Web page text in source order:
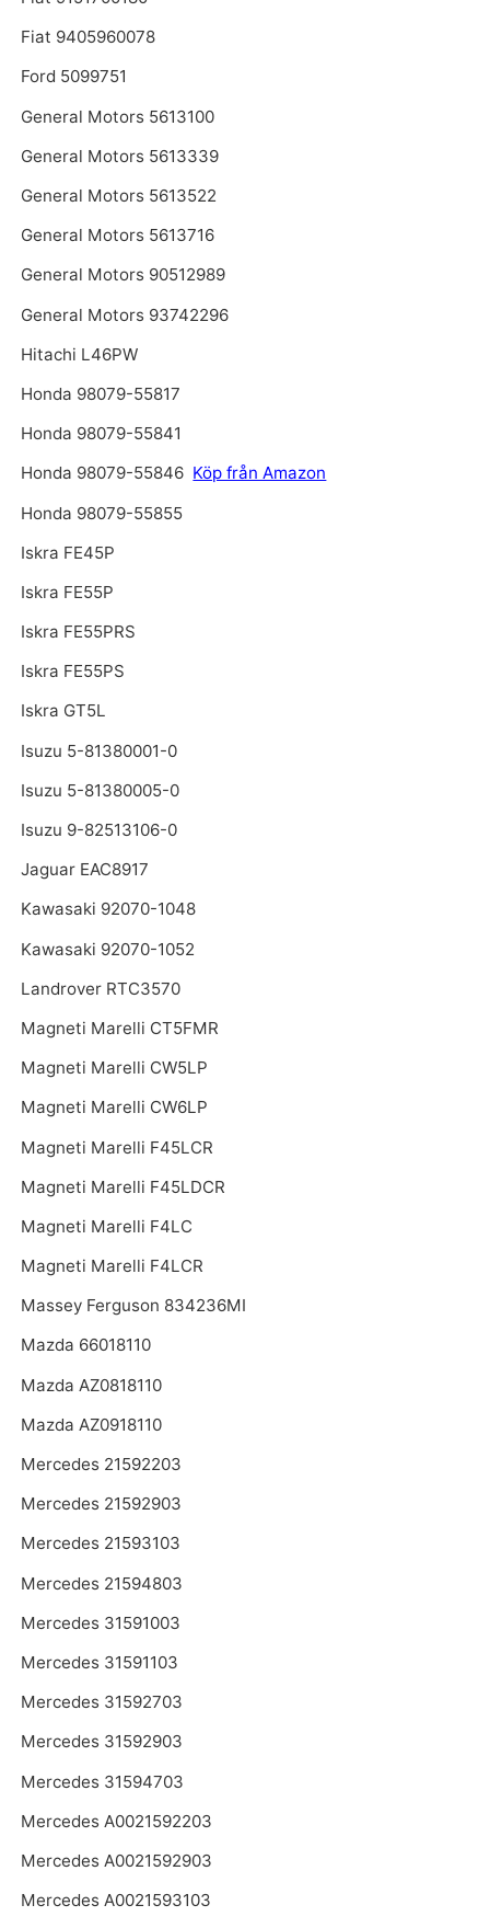
Fiat 9405960078
Ford 5099751
General Motors 5613100
General Motors 5613339
General Motors 5613522
General Motors 5613716
General Motors 90512989
General Motors 93742296
Hitachi L46PW
Honda 98079-55817
Honda 98079-55841
Honda 98079-55846 Köp från Amazon
Honda 98079-55855
Iskra FE45P
Iskra FE55P
Iskra FE55PRS
Iskra FE55PS
Iskra GT5L
Isuzu 5-81380001-0
Isuzu 5-81380005-0
Isuzu 9-82513106-0
Jaguar EAC8917
Kawasaki 92070-1048
Kawasaki 92070-1052
Landrover RTC3570
Magneti Marelli CT5FMR
Magneti Marelli CW5LP
Magneti Marelli CW6LP
Magneti Marelli F45LCR
Magneti Marelli F45LDCR
Magneti Marelli F4LC
Magneti Marelli F4LCR
Massey Ferguson 834236MI
Mazda 66018110
Mazda AZ0818110
Mazda AZ0918110
Mercedes 21592203
Mercedes 21592903
Mercedes 21593103
Mercedes 21594803
Mercedes 31591003
Mercedes 31591103
Mercedes 31592703
Mercedes 31592903
Mercedes 31594703
Mercedes A0021592203
Mercedes A0021592903
Mercedes A0021593103